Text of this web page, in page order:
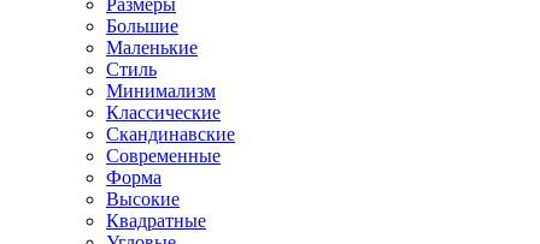
Размеры
Большие
Маленькие
Стиль
Минимализм
Классические
Скандинавские
Современные
Форма
Высокие
Квадратные